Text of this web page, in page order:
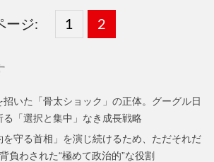
ージ:
固
ー
ジ
1 ,
固
ー
ジ
2
招いた「骨太ショック」の正体。グーグル日
「選択と集中」なき成長戦略
を守る首相」を演じ続けるため、ただそれだ
負わされた“極めて政治的”な役割